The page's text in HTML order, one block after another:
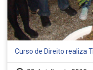
Curso de Direito realiza